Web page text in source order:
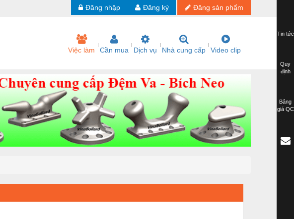
Đăng sản phẩm
Đăng ký
Đăng nhập
Việc làm Cần mua Dịch vụ Nhà cung cấp Video clip
Tin tức
Quy
định
Bảng
giá QC